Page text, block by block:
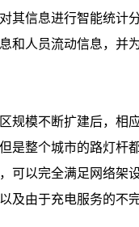
其信息进行智能统计
和人员流动信息，并
规模不断扩建后，
是整个城市的路灯
可以完全满足网络
及由于充电服务的不